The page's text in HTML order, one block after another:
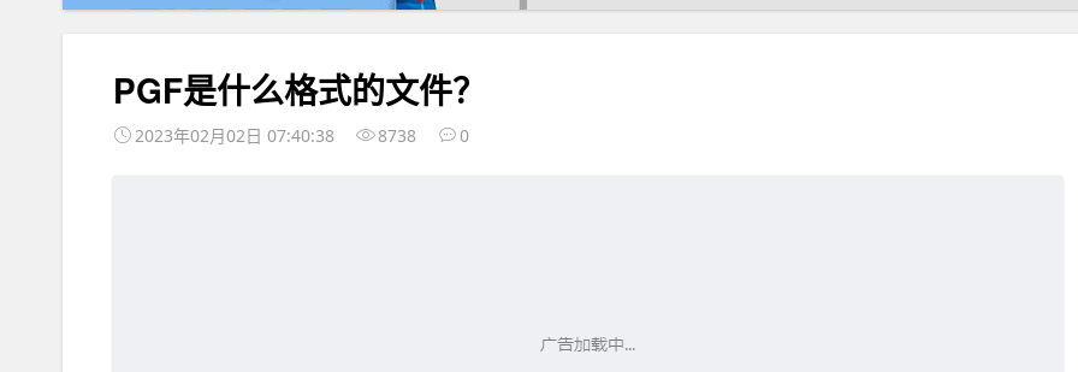
PGF是什么格式的文件？
2023年02月02日 07:40:38 8738 0